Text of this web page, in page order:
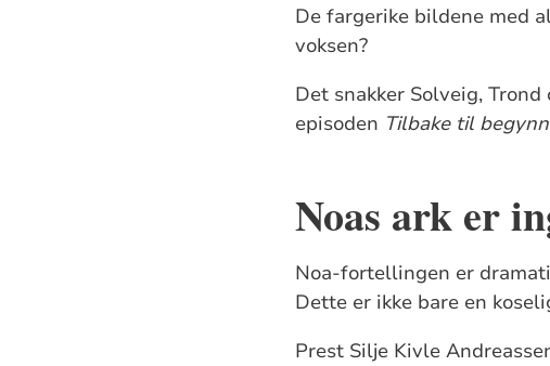
De fargerike bildene med
voksen?
Det snakker Solveig,
episoden Tilbake til
Noas ark er
Noa-fortellingen er
Dette er ikke bare en
Prest Silje Kivle